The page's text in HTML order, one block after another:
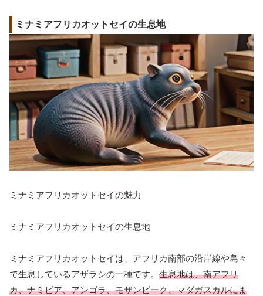
ミナミアフリカオットセイの生息地
ミナミアフリカオットセイの魅力
ミナミアフリカオットセイの生息地
ミナミアフリカオットセイは、アフリカ南部の沿岸線や島々
で生息しているアザラシの一種です。 生息地は、南アフリ
カ、ナミビア、アンゴラ、モザンビーク、マダガスカルにま